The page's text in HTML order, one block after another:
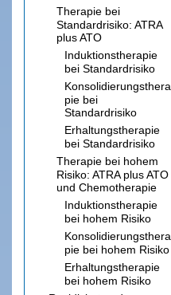
Therapie bei
Standardrisiko: ATRA
plus ATO
Induktionstherapie
bei Standardrisiko
Konsolidierungsthera
pie bei
Standardrisiko
Erhaltungstherapie
bei Standardrisiko
Therapie bei hohem
Risiko: ATRA plus ATO
und Chemotherapie
Induktionstherapie
bei hohem Risiko
Konsolidierungsthera
pie bei hohem Risiko
Erhaltungstherapie
bei hohem Risiko